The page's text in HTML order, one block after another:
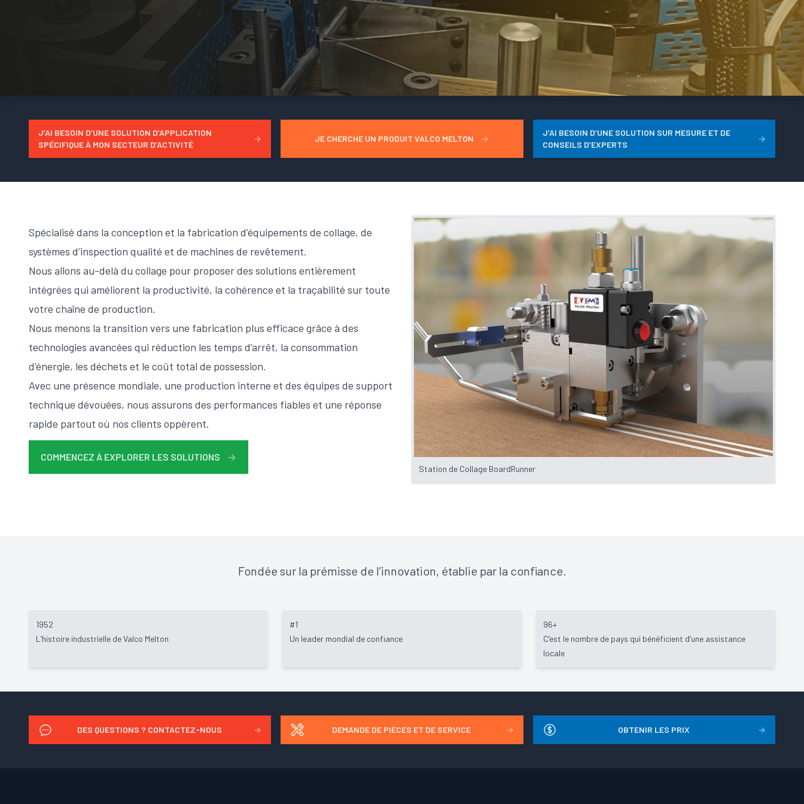
J’AI BESOIN D’UNE SOLUTION D’APPLICATION
SPÉCIFIQUE À MON SECTEUR D’ACTIVITÉ
→ JE CHERCHE UN PRODUIT VALCO MELTON →
J’AI BESOIN D’UNE SOLUTION SUR MESURE ET DE
CONSEILS D’EXPERTS
→
Spécialisé dans la conception et la fabrication d’équipements de collage, de
systèmes d’inspection qualité et de machines de revêtement.
Nous allons au-delà du collage pour proposer des solutions entièrement
intégrées qui améliorent la productivité, la cohérence et la traçabilité sur toute
votre chaîne de production.
Nous menons la transition vers une fabrication plus efficace grâce à des
technologies avancées qui réduction les temps d’arrêt, la consommation
d’énergie, les déchets et le coût total de possession.
Avec une présence mondiale, une production interne et des équipes de support
technique dévouées, nous assurons des performances fiables et une réponse
rapide partout où nos clients oppèrent.
COMMENCEZ À EXPLORER LES SOLUTIONS →
Station de Collage BoardRunner
Fondée sur la prémisse de l’innovation, établie par la confiance.
1952
L’histoire industrielle de Valco Melton
#1
Un leader mondial de confiance
96+
C’est le nombre de pays qui bénéficient d’une assistance
locale
DES QUESTIONS ? CONTACTEZ-NOUS → DEMANDE DE PIÈCES ET DE SERVICE → OBTENIR LES PRIX →